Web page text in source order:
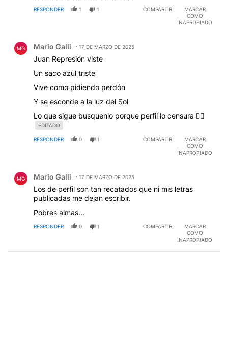
RESPONDER 1 1 COMPARTIR
MARCAR
COMO
INAPROPIADO
MG Mario Galli 17 DE MARZO DE 2025
Juan Represión viste
Un saco azul triste
Vive como pidiendo perdón
Y se esconde a la luz del Sol
Lo que sigue busquenlo porque perfil lo censura 🤷‍♂️
EDITADO
RESPONDER 0 1 COMPARTIR
MARCAR
COMO
INAPROPIADO
MG Mario Galli 17 DE MARZO DE 2025
Los de perfil son tan recatados que ni mis letras
publicadas me dejan escribir.
Pobres almas...
RESPONDER 0 1 COMPARTIR
MARCAR
COMO
INAPROPIADO